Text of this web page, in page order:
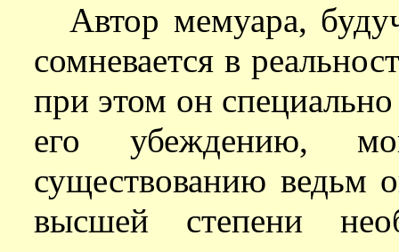
Автор мемуара,
сомневается в
при этом он
его убеждению,
существованию ведьм
высшей степени